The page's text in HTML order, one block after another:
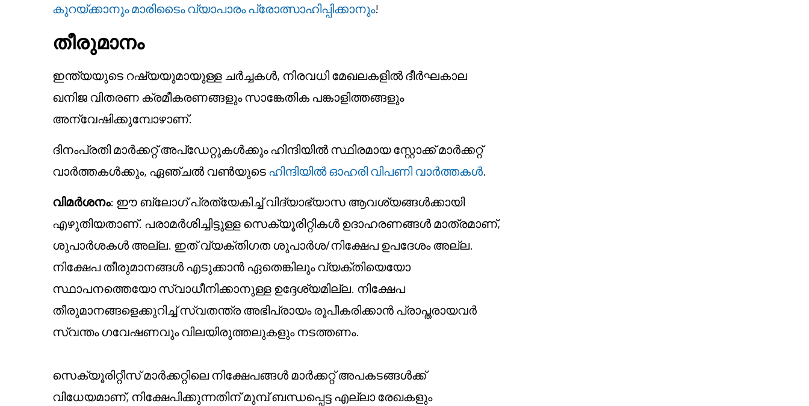
കുറയ്ക്കാനും മാരിടൈം വ്യാപാരം പ്രോത്സാഹിപ്പിക്കാനും!
തീരുമാനം
ഇന്ത്യയുടെ റഷ്യയുമായുള്ള ചർച്ചകൾ, നിരവധി മേഖലകളിൽ ദീർഘകാല
ഖനിജ വിതരണ ക്രമീകരണങ്ങളും സാങ്കേതിക പങ്കാളിത്തങ്ങളും
അന്വേഷിക്കുമ്പോഴാണ്.
ദിനംപ്രതി മാർക്കറ്റ് അപ്ഡേറ്റുകൾക്കും ഹിന്ദിയിൽ സ്ഥിരമായ സ്റ്റോക്ക് മാർക്കറ്റ്
വാർത്തകൾക്കും, ഏഞ്ചൽ വൺയുടെ ഹിന്ദിയിൽ ഓഹരി വിപണി വാർത്തകൾ.
വിമർശനം: ഈ ബ്ലോഗ് പ്രത്യേകിച്ച് വിദ്യാഭ്യാസ ആവശ്യങ്ങൾക്കായി
എഴുതിയതാണ്. പരാമർശിച്ചിട്ടുള്ള സെക്യൂരിറ്റികൾ ഉദാഹരണങ്ങൾ മാത്രമാണ്,
ശുപാർശകൾ അല്ല. ഇത് വ്യക്തിഗത ശുപാർശ/നിക്ഷേപ ഉപദേശം അല്ല.
നിക്ഷേപ തീരുമാനങ്ങൾ എടുക്കാൻ ഏതെങ്കിലും വ്യക്തിയെയോ
സ്ഥാപനത്തെയോ സ്വാധീനിക്കാനുള്ള ഉദ്ദേശ്യമില്ല. നിക്ഷേപ
തീരുമാനങ്ങളെക്കുറിച്ച് സ്വതന്ത്ര അഭിപ്രായം രൂപീകരിക്കാൻ പ്രാപ്തരായവർ
സ്വന്തം ഗവേഷണവും വിലയിരുത്തലുകളും നടത്തണം.
സെക്യൂരിറ്റീസ് മാർക്കറ്റിലെ നിക്ഷേപങ്ങൾ മാർക്കറ്റ് അപകടങ്ങൾക്ക്
വിധേയമാണ്, നിക്ഷേപിക്കുന്നതിന് മുമ്പ് ബന്ധപ്പെട്ട എല്ലാ രേഖകളും